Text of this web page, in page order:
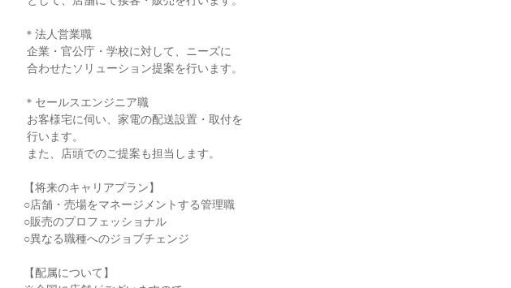
＊法人営業職
＊セールスエンジニア職
【将来のキャリアプラン】
○店舗・売場をマネージメントする管理職
○販売のプロフェッショナル
○異なる職種へのジョブチェンジ
【配属について】